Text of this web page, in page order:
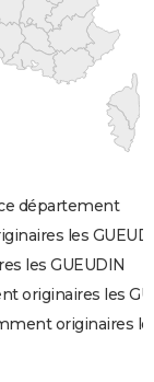
département
les
les GUEUDIN
originaires les
originaires